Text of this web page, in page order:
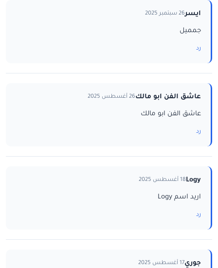
ايسر26 سبتمبر 2025
جمميل
رد
عاشق الفن ابو مالك26 أغسطس 2025
عاشق الفن ابو مالك
رد
Logy18 أغسطس 2025
اريد اسم Logy
رد
جوري17 أغسطس 2025